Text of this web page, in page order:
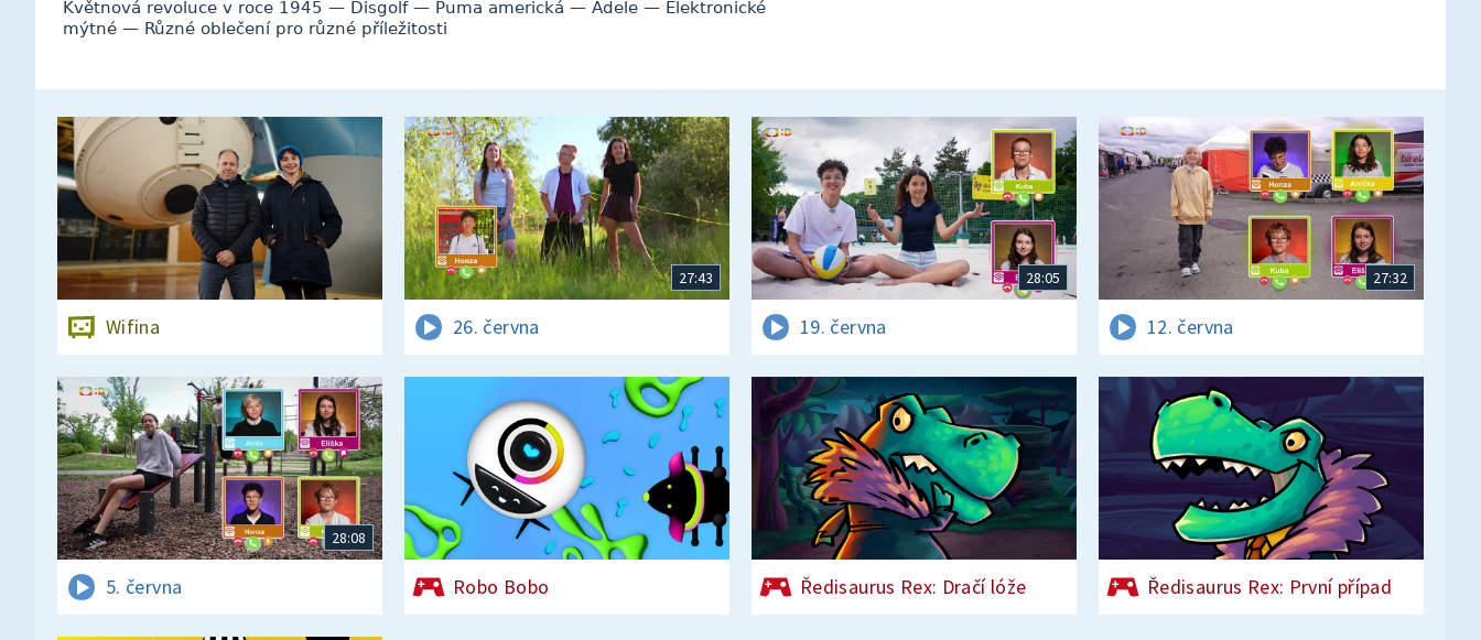
Květnová revoluce v roce 1945 — Disgolf — Puma americká — Adele — Elektronické
mýtné — Různé oblečení pro různé příležitosti
Wifina
27:43
26. června
28:05
19. června
27:32
12. června
28:08
5. června Robo Bobo Ředisaurus Rex: Dračí lóže Ředisaurus Rex: První případ